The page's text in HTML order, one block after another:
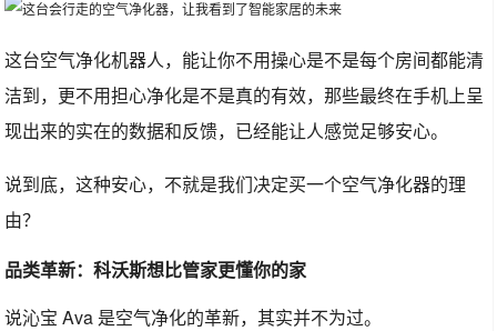
这台空气净化机器人，能让你不用操心是不是每个房间都能清
洁到，更不用担心净化是不是真的有效，那些最终在手机上呈
现出来的实在的数据和反馈，已经能让人感觉足够安心。
说到底，这种安心，不就是我们决定买一个空气净化器的理
由？
品类革新：科沃斯想比管家更懂你的家
说沁宝 Ava 是空气净化的革新，其实并不为过。